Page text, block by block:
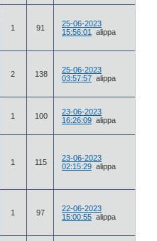
1 91
25-06-2023
15:56:01
alippa
2 138
25-06-2023
03:57:57 alippa
1 100
23-06-2023
16:26:09 alippa
1 115
23-06-2023
02:15:29 alippa
1 97
22-06-2023
15:00:55 alippa